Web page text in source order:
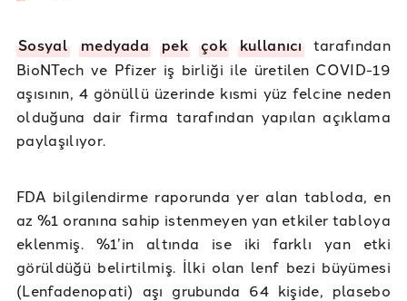
Sosyal medyada pek çok kullanıcıtarafından
BioNTech ve Pfizer iş birliği ile üretilen COVID-19
aşısının, 4 gönüllü üzerinde kısmi yüz felcine neden
olduğuna dair firma tarafından yapılan açıklama
paylaşılıyor.
FDA bilgilendirme raporunda yer alan tabloda, en
az %1 oranına sahip istenmeyen yan etkiler tabloya
eklenmiş. %1’in altında ise iki farklı yan etki
görüldüğü belirtilmiş. İlki olan lenf bezi büyümesi
(Lenfadenopati) aşı grubunda 64 kişide, plasebo